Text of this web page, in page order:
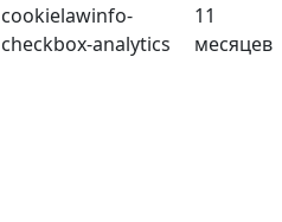
cookielawinfo-
checkbox-analytics
11
месяцев